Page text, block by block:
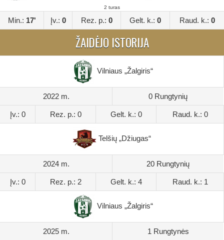
2 turas
Min.: 17' Įv.: 0 Rez. p.: 0 Gelt. k.: 0 Raud. k.: 0
ŽAIDĖJO ISTORIJA
Vilniaus „Žalgiris“
2022 m. 0 Rungtynių
Įv.: 0 Rez. p.: 0 Gelt. k.: 0 Raud. k.: 0
Telšių „Džiugas“
2024 m. 20 Rungtynių
Įv.: 0 Rez. p.: 2 Gelt. k.: 4 Raud. k.: 1
Vilniaus „Žalgiris“
2025 m. 1 Rungtynės